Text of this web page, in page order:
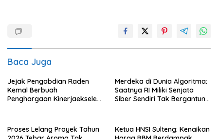
Baca Juga
Jejak Pengabdian Raden
Kemal Berbuah
Penghargaan Kinerjaekselen
Merdeka di Dunia Algoritma:
Saatnya RI Miliki Senjata
Siber Sendiri Tak Bergantung
Proses Lelang Proyek Tahun
Ketua HNSI Sulteng: Kenaikan